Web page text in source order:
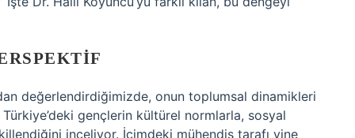
değerlendirdiğimizde, onun toplumsal dinamikleri
gençlerin kültürel normlarla, sosyal
inceliyor. İçimdeki mühendis tarafı yine